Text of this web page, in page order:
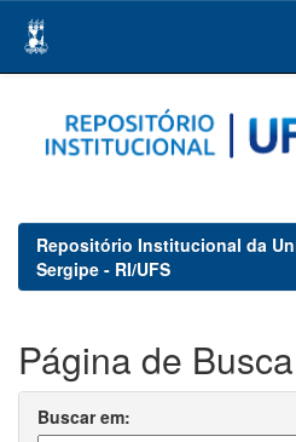
navigation
Repositório Institucional da
Sergipe - RI/UFS
Página de Busca
Buscar em: